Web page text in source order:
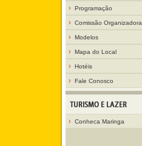
› Programação
› Comissão Organizadora
› Modelos
› Mapa do Local
› Hotéis
› Fale Conosco
› Conheca Maringa